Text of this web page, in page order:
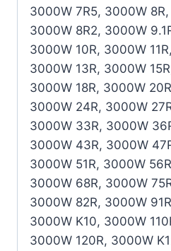
3000W 7R5, 3000W
3000W 8R2, 3000W
3000W 10R, 3000W
3000W 13R, 3000W
3000W 18R, 3000W
3000W 24R, 3000W
3000W 33R, 3000W
3000W 43R, 3000W
3000W 51R, 3000W
3000W 68R, 3000W
3000W 82R, 3000W
3000W K10, 3000W
3000W 120R, 3000W